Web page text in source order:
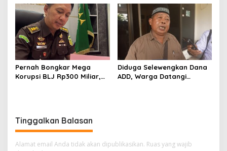
Apresiasi Perkumpulan Kin
Men Riau Atas Kegiatan
Bakti Sosial Kesehatan Di
Bengkalis.
Dukung Sinergitas dan
Kampanye Lingkungan
Pernah Bongkar Mega
Korupsi BLJ Rp300 Miliar,
Diduga Selewengkan Dana
ADD, Warga Datangi
Tinggalkan Balasan
Alamat email Anda tidak akan dipublikasikan. Ruas yang wajib